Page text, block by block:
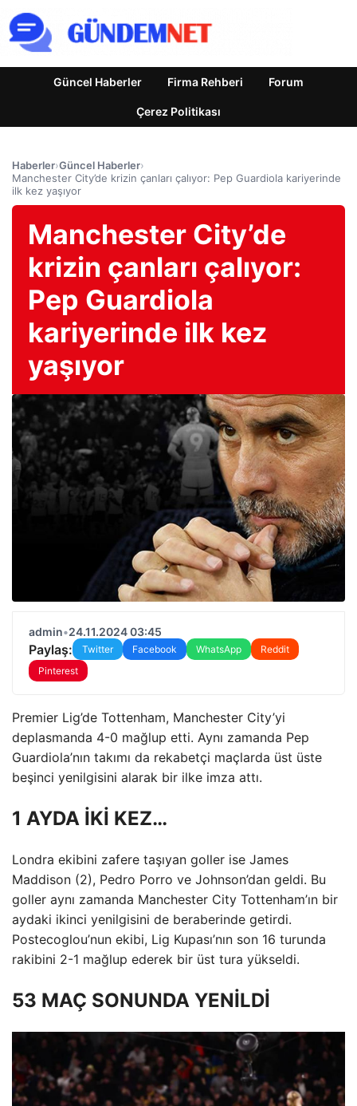
Güncel Haberler Firma Rehberi Forum
Çerez Politikası
Haberler›Güncel Haberler›
Manchester City’de krizin çanları çalıyor: Pep Guardiola kariyerinde
ilk kez yaşıyor
Manchester City’de
krizin çanları çalıyor:
Pep Guardiola
kariyerinde ilk kez
yaşıyor
admin•24.11.2024 03:45
Paylaş: Twitter Facebook WhatsApp
Reddit
Pinterest
Premier Lig’de Tottenham, Manchester City’yi
deplasmanda 4-0 mağlup etti. Aynı zamanda Pep
Guardiola’nın takımı da rekabetçi maçlarda üst üste
beşinci yenilgisini alarak bir ilke imza attı.
1 AYDA İKİ KEZ…
Londra ekibini zafere taşıyan goller ise James
Maddison (2), Pedro Porro ve Johnson’dan geldi. Bu
goller aynı zamanda Manchester City Tottenham’ın bir
aydaki ikinci yenilgisini de beraberinde getirdi.
Postecoglou’nun ekibi, Lig Kupası’nın son 16 turunda
rakibini 2-1 mağlup ederek bir üst tura yükseldi.
53 MAÇ SONUNDA YENİLDİ